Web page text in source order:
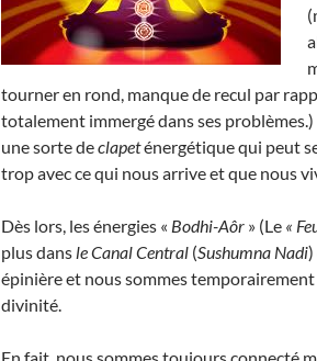
tourner en rond, manque de recul par
totalement immergé dans ses
une sorte declapeténergétique qui peut
trop avec ce qui nous arrive et que nous
Dès lors, les énergies « Bodhi-Aôr » (Le «
plus dans le Canal Central (Sushumna Nadi
épinière et nous sommes temporairement
divinité.